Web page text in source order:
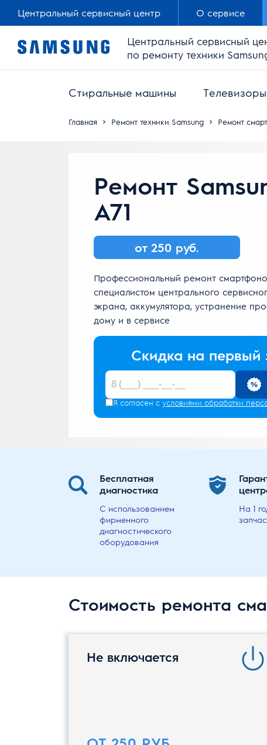
Центральный сервисный центр О сервисе
Центральный сервисный
по ремонту техники
Стиральные машины Телевизоры
Главная Ремонт техники Samsung Ремонт
Ремонт
A71
от 250 руб.
Профессиональный ремонт
специалистом центрального
экрана, аккумулятора, устранение
дому и в сервисе
Скидка на первый
Я согласен с условиями обработки
Бесплатная
диагностика
С использованием
фирменного
диагностического
оборудования
На 1
Стоимость ремонта
Не включается